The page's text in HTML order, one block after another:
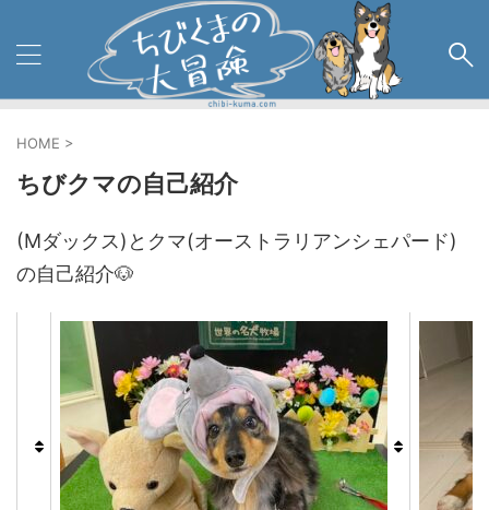
HOME >
ちびクマの自己紹介
(Mダックス)とクマ(オーストラリアンシェパード)
の自己紹介🐶